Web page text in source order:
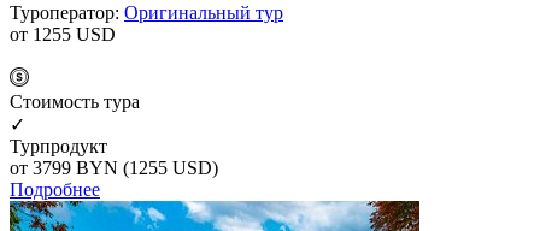
Туроператор: Оригинальный тур
от 1255 USD
Cтоимость тура
✓
Турпродукт
от 3799 BYN (1255 USD)
Подробнее